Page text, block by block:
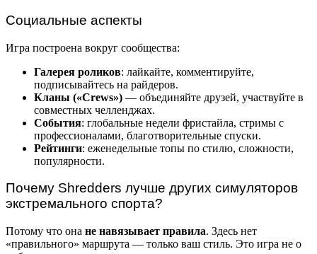
Социальные аспекты
Игра построена вокруг сообщества:
Галерея роликов: лайкайте, комментируйте,
подписывайтесь на райдеров.
Кланы («Crews») — объединяйте друзей, участвуйте в
совместных челленджах.
События: глобальные недели фристайла, стримы с
профессионалами, благотворительные спуски.
Рейтинги: еженедельные топы по стилю, сложности,
популярности.
Почему Shredders лучше других симуляторов
экстремального спорта?
Потому что она не навязывает правила. Здесь нет
«правильного» маршрута — только ваш стиль. Это игра не о